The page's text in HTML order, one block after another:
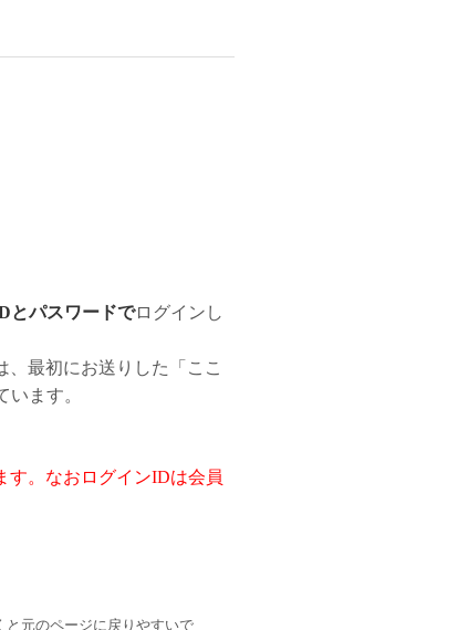
とパスワードでログインし
最初にお送りした「ここ
います。
す。なおログインIDは会員
と元のページに戻りやすいで